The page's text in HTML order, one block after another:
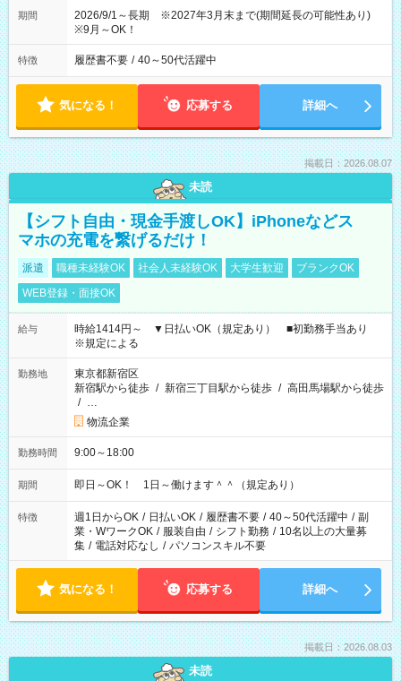
期間
2026/9/1～長期 ※2027年3月末まで(期間延長の可能性あり)
※9月～OK！
特徴 履歴書不要 / 40～50代活躍中
気になる！ 応募する 詳細へ
掲載日：2026.08.07
未読
【シフト自由・現金手渡しOK】iPhoneなどス
マホの充電を繋げるだけ！
派遣 職種未経験OK 社会人未経験OK 大学生歓迎
ブランクOK
WEB登録・面接OK
給与
時給1414円～ ▼日払いOK（規定あり） ■初勤務手当あり
※規定による
勤務地
東京都新宿区
新宿駅から徒歩 / 新宿三丁目駅から徒歩 / 高田馬場駅から徒歩
/ …
物流企業
勤務時間 9:00～18:00
期間 即日～OK！ 1日～働けます＾＾（規定あり）
特徴 週1日からOK / 日払いOK / 履歴書不要 / 40～50代活躍中 / 副
業・WワークOK / 服装自由 / シフト勤務 / 10名以上の大量募
集 / 電話対応なし / パソコンスキル不要
気になる！ 応募する 詳細へ
掲載日：2026.08.03
未読